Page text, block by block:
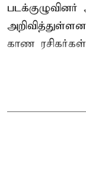
படக்குழுவினர்
காண